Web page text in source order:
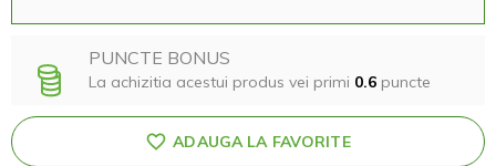
PUNCTE BONUS
La achizitia acestui produs vei primi 0.6 puncte
ADAUGA LA FAVORITE